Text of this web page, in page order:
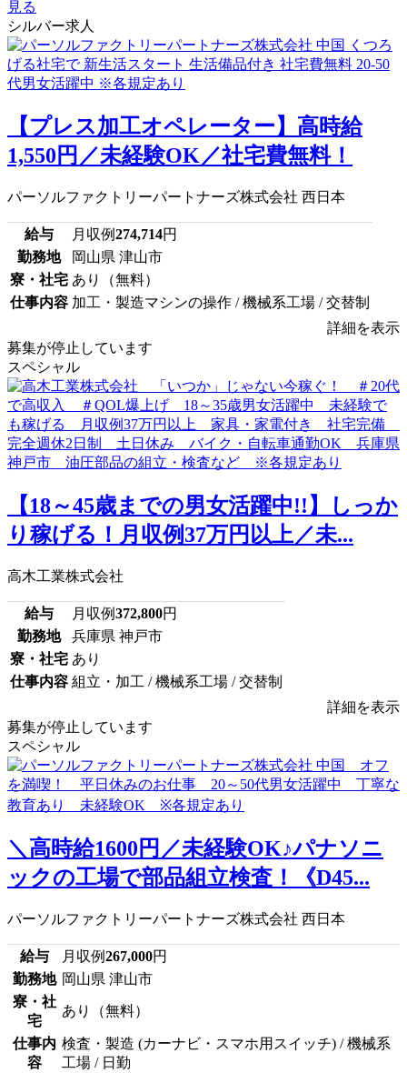
見る
シルバー求人
【プレス加工オペレーター】高時給
1,550円／未経験OK／社宅費無料！
パーソルファクトリーパートナーズ株式会社 西日本
給与 月収例274,714円
勤務地
岡山県 津山市
寮・社宅 あり（無料）
仕事内容 加工・製造マシンの操作 / 機械系工場 / 交替制
詳細を表示
募集が停止しています
スペシャル
【18～45歳までの男女活躍中!!】しっか
り稼げる！月収例37万円以上／未...
高木工業株式会社
給与 月収例372,800円
勤務地
兵庫県 神戸市
寮・社宅 あり
仕事内容 組立・加工 / 機械系工場 / 交替制
詳細を表示
募集が停止しています
スペシャル
＼高時給1600円／未経験OK♪パナソニ
ックの工場で部品組立検査！《D45...
パーソルファクトリーパートナーズ株式会社 西日本
給与 月収例267,000円
勤務地 岡山県 津山市
寮・社
宅
あり（無料）
仕事内
容
検査・製造 (カーナビ・スマホ用スイッチ) / 機械系
工場 / 日勤